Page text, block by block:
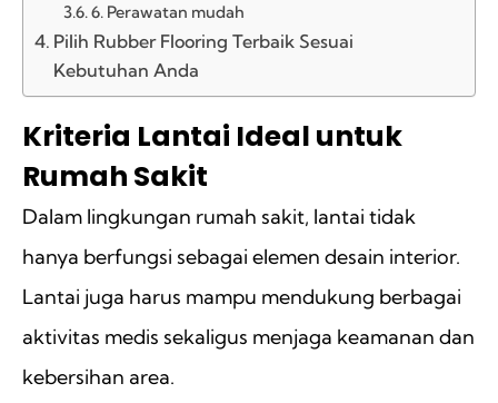
6. Perawatan mudah
Pilih Rubber Flooring Terbaik Sesuai
Kebutuhan Anda
Kriteria Lantai Ideal untuk
Rumah Sakit
Dalam lingkungan rumah sakit, lantai tidak
hanya berfungsi sebagai elemen desain interior.
Lantai juga harus mampu mendukung berbagai
aktivitas medis sekaligus menjaga keamanan dan
kebersihan area.